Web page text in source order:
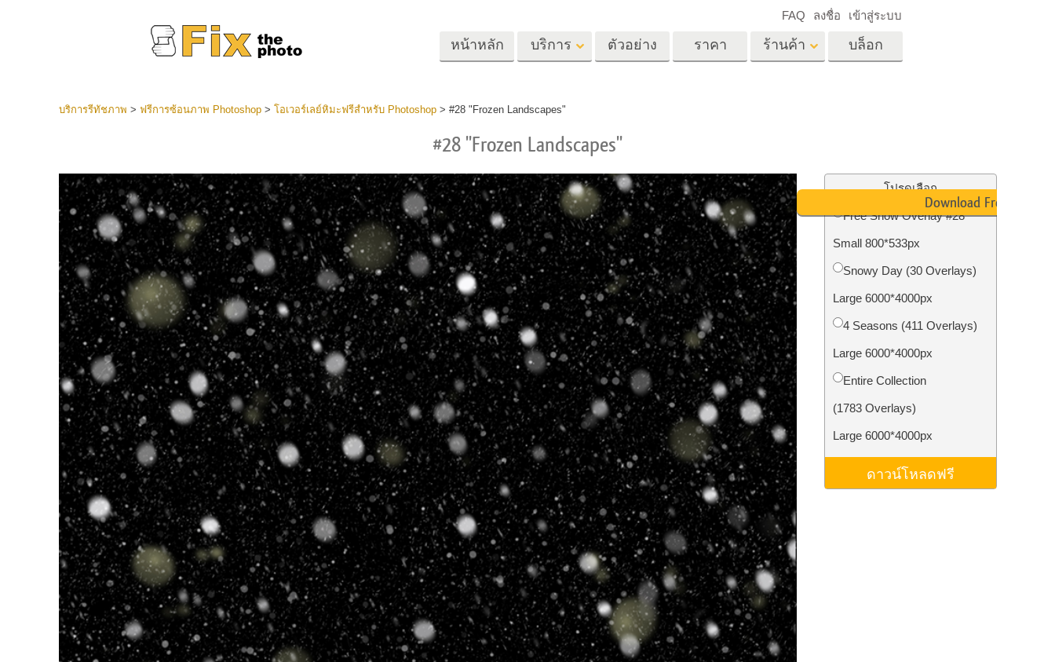
หน้าหลัก บริการ
อสังหาริมทรัพย์
บริการแก้ไขภาพงาน
แต่งงาน
โมเดลเสื้อผ้าที่สร้างโดย AI การจัดการรูปภาพ ถ่ายรูปเป็นบริการ
บริการรีทัชสินค้า บริการรีทัชเครื่องประดับ ข้อมูลการฝึกอบรม AI Video Editing Services
ตัวอย่าง ราคา ร้านค้า
Lightroom
คอลเลคชันที่ตั้งไว้ล่วง
หน้า LR ทั้งชุด
พรีเซ็ตข้อเสนอที่ดีที่สุด
คอลเลกชันมือถือ
Photoshop
Photoshop Actions
โอเวอร์เลย์ Photoshop
Photoshop Textures
Ps Actions คอลเลกชัน
ทั้งหมด
Ps ซ้อนทับคอลเลกชัน
ทั้งหมด
แม่แบบ
การ์ดวันวาเลนไทน์
คำเชิญงานแต่งงาน
คำเชิญวันเกิดของเด็ก
บล็อก
FAQ ลงชื่อ เข้าสู่ระบบ
บริการรีทัชภาพ > ฟรีการซ้อนภาพ Photoshop> โอเวอร์เลย์หิมะฟรีสำหรับ Photoshop> #28 "Frozen Landscapes"
#28 "Frozen Landscapes"
โปรดเลือก
Free Snow Overlay #28
Small 800*533px
Snowy Day (30 Overlays)
Large 6000*4000px
4 Seasons (411 Overlays)
Large 6000*4000px
Entire Collection
(1783 Overlays)
Large 6000*4000px
ดาวน์โหลดฟรี
Download Free